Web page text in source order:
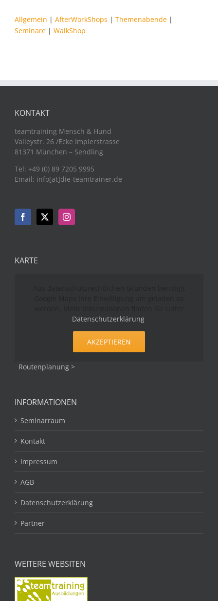
Allgemein | AfterWorkShops | Themenabende |
Seminare | WalkShop
KONTAKT
teamtraining Mensch & Hund
Valleystr. 26 /Ecke Implerstrasse
81371 München – Sendling
Tel: +49 (0) 89 7205 9995
Email: info[at]die-teamtrainer.de
KARTE
Datenschutzerklärung.
AKZEPTIEREN
Routenplanung >
INFORMATIONEN
Seminarraum
Kontakt
Impressum
AGB
Datenschutzerklärung
Partner
WEITERE WEBSITEN